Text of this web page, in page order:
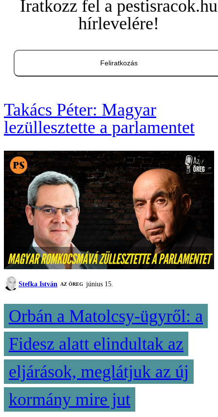
Iratkozz fel a pestisracok.hu
hírlevelére!
Feliratkozás
Takács Péter: Magyar
lezüllesztette a parlamentet
Stefka István AZ ÖREG június 15.
Orbán a Matolcsy-ügyről: a
Fidesz alatt elindultak az
eljárások, meglátjuk az új
kormány mire jut